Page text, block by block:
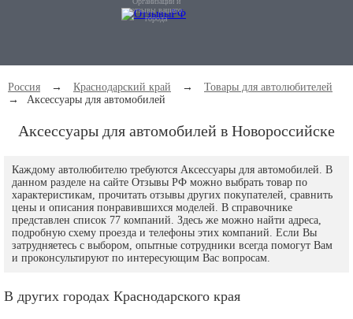
отзывы вашего
города
Россия → Краснодарский край →
Товары для автолюбителей
→
Аксессуары для автомобилей
Аксессуары для автомобилей в Новороссийске
Каждому автолюбителю требуются Аксессуары для автомобилей. В
данном разделе на сайте Отзывы РФ можно выбрать товар по
характеристикам, прочитать отзывы других покупателей, сравнить
цены и описания понравившихся моделей. В справочнике
представлен список 77 компаний. Здесь же можно найти адреса,
подробную схему проезда и телефоны этих компаний. Если Вы
затрудняетесь с выбором, опытные сотрудники всегда помогут Вам
и проконсультируют по интересующим Вас вопросам.
В других городах Краснодарского края